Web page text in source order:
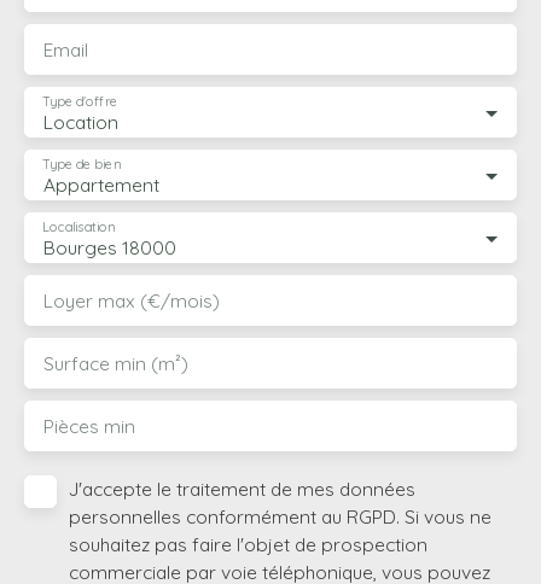
Email
Location
Type d'offre
Appartement
Type de bien
Bourges 18000
Localisation
Loyer max (€/mois)
Surface min (m²)
Pièces min
J'accepte le traitement de mes données
personnelles conformément au RGPD. Si vous ne
souhaitez pas faire l'objet de prospection
commerciale par voie téléphonique, vous pouvez